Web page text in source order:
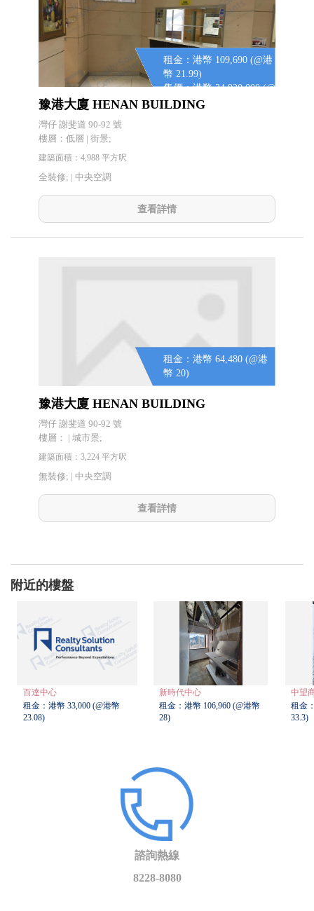
租金：港幣 109,690 (@港
幣 21.99)
售價：港幣 34,920,000 (@
港幣 7,000)
豫港大廈 HENAN BUILDING
灣仔 謝斐道 90-92 號
樓層：低層 | 街景;
建築面積：4,988 平方呎
全裝修; | 中央空調
查看詳情
租金：港幣 64,480 (@港
幣 20)
豫港大廈 HENAN BUILDING
灣仔 謝斐道 90-92 號
樓層： | 城市景;
建築面積：3,224 平方呎
無裝修; | 中央空調
查看詳情
附近的樓盤
百達中心
租金：港幣 33,000 (@港幣
23.08)
新時代中心
租金：港幣 106,960 (@港幣
28)
中望
租金
33.3)
諮詢熱線
8228-8080